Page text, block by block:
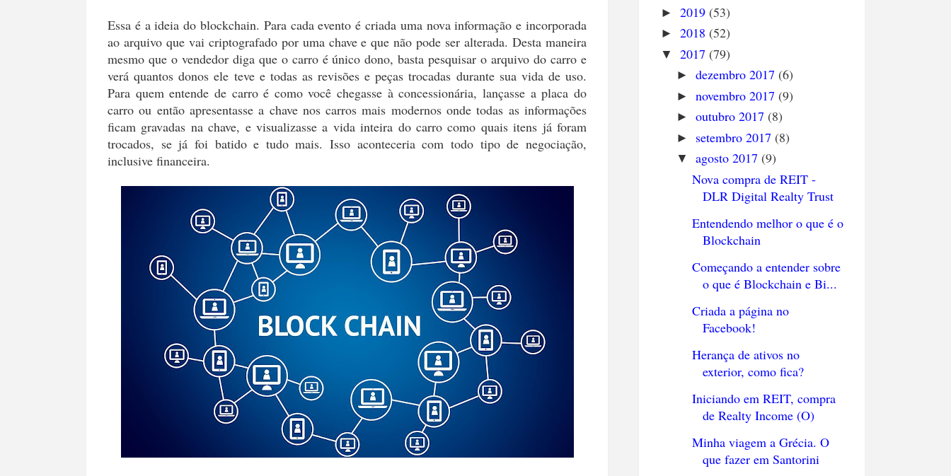
Essa é a ideia do blockchain. Para cada evento é criada uma nova informação e incorporada
ao arquivo que vai criptografado por uma chave e que não pode ser alterada. Desta maneira
mesmo que o vendedor diga que o carro é único dono, basta pesquisar o arquivo do carro e
verá quantos donos ele teve e todas as revisões e peças trocadas durante sua vida de uso.
Para quem entende de carro é como você chegasse à concessionária, lançasse a placa do
carro ou então apresentasse a chave nos carros mais modernos onde todas as informações
ficam gravadas na chave, e visualizasse a vida inteira do carro como quais itens já foram
trocados, se já foi batido e tudo mais. Isso aconteceria com todo tipo de negociação,
inclusive financeira.
► 2019 (53)
► 2018 (52)
▼ 2017 (79)
► dezembro 2017 (6)
► novembro 2017 (9)
► outubro 2017 (8)
► setembro 2017 (8)
▼ agosto 2017 (9)
Nova compra de REIT -
DLR Digital Realty Trust
Entendendo melhor o que é o
Blockchain
Começando a entender sobre
o que é Blockchain e Bi...
Criada a página no
Facebook!
Herança de ativos no
exterior, como fica?
Iniciando em REIT, compra
de Realty Income (O)
Minha viagem a Grécia. O
que fazer em Santorini